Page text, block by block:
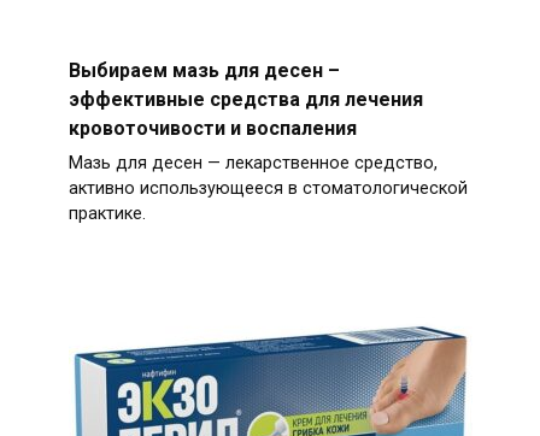
Выбираем мазь для десен –
эффективные средства для лечения
кровоточивости и воспаления
Мазь для десен — лекарственное средство,
активно использующееся в стоматологической
практике.